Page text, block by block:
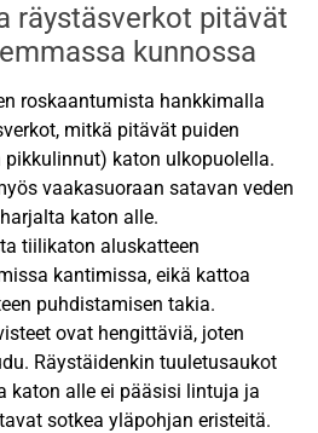
räystäsverkot pitävät
kunnossa
roskaantumista hankkimalla
mitkä pitävät puiden
pikkulinnut) katon ulkopuolella.
vaakasuoraan satavan veden
katon alle.
tiilikaton aluskatteen
kantimissa, eikä kattoa
puhdistamisen takia.
ovat hengittäviä, joten
Räystäidenkin tuuletusaukot
katon alle ei pääsisi lintuja ja
sotkea yläpohjan eristeitä.